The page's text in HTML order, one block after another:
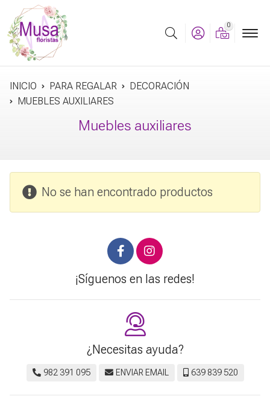
Buscar
0
INICIO PARA REGALAR
DECORACIÓN
MUEBLES AUXILIARES
Muebles auxiliares
No se han encontrado productos
¡Síguenos en las redes!
¿Necesitas ayuda?
982 391 095 ENVIAR EMAIL 639 839 520